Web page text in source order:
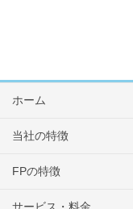
ホーム
当社の特徴
FPの特徴